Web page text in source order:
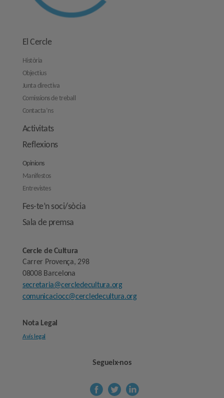
El Cercle
Història
Objectius
Junta directiva
Comissions de treball
Contacta’ns
Activitats
Reflexions
Opinions
Manifestos
Entrevistes
Fes-te’n soci/sòcia
Sala de premsa
Cercle de Cultura
Carrer Provença, 298
08008 Barcelona
secretaria@cercledecultura.org
comunicaciocc@cercledecultura.org
Nota Legal
Avís legal
Segueix-nos